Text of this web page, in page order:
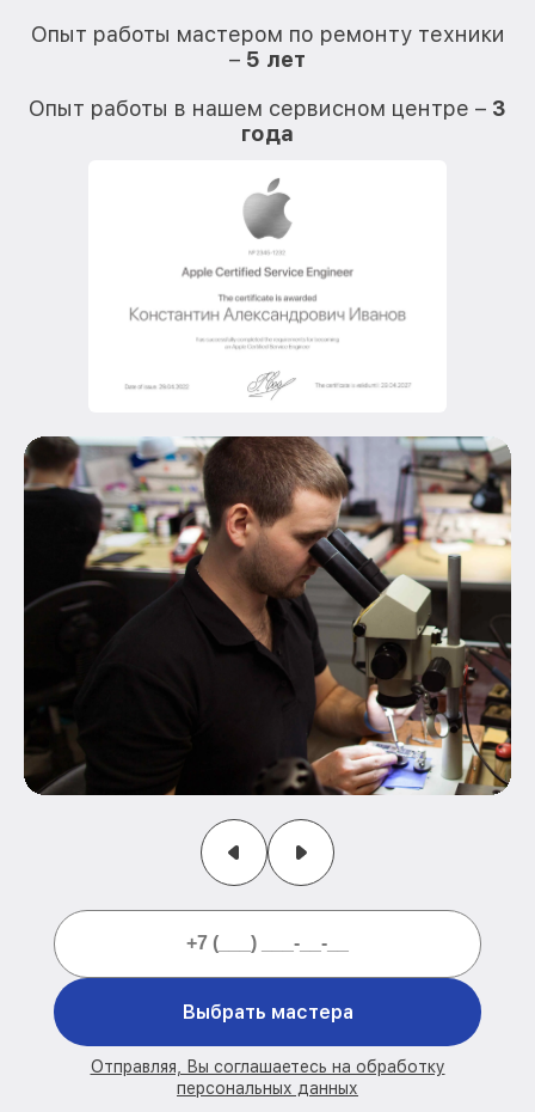
Опыт работы мастером по ремонту техники
– 5 лет
Опыт работы в нашем сервисном центре – 3
года
Выбрать мастера
Отправляя, Вы соглашаетесь на обработку
персональных данных